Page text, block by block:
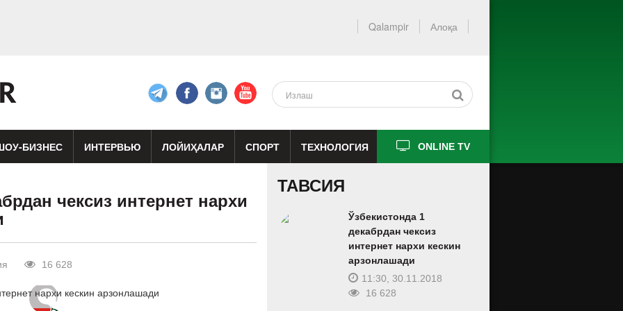
Алоқа
Qalampir
БИЗНЕС ИНТЕРВЬЮ ЛОЙИҲАЛАР СПОРТ ТЕХНОЛОГИЯ ONLINE TV
чексиз интернет нархи
16 628
ТАВСИЯ
Ўзбекистонда 1
декабрдан чексиз
интернет нархи кескин
арзонлашади
11:30, 30.11.2018
16 628